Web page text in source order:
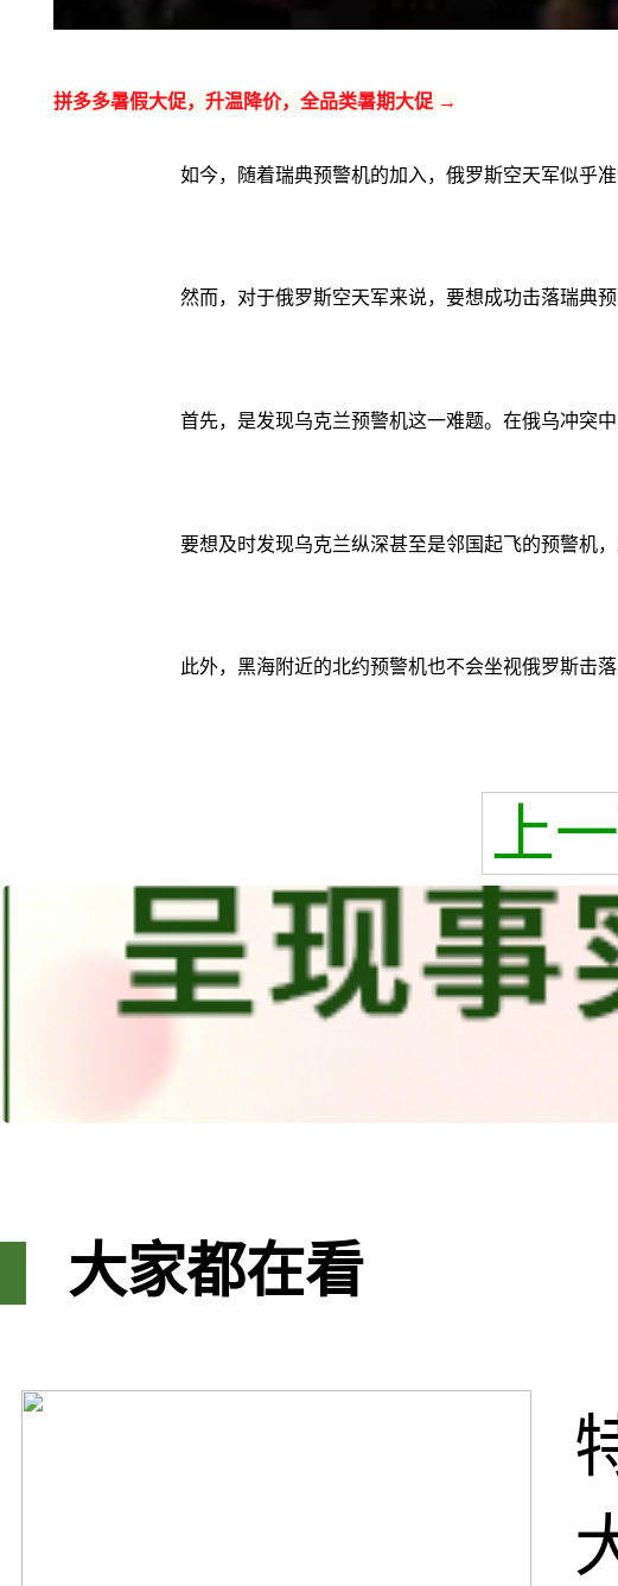
拼多多暑假大促，升温降价，全品类暑期大促 →
如今，随着瑞典预警机的加入，俄罗斯空天军似乎
然而，对于俄罗斯空天军来说，要想成功击落瑞典
首先，是发现乌克兰预警机这一难题。在俄乌冲突
要想及时发现乌克兰纵深甚至是邻国起飞的预警机
此外，黑海附近的北约预警机也不会坐视俄罗斯击
上
大家都在看